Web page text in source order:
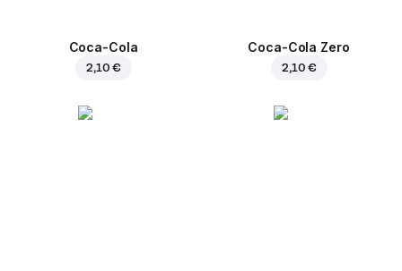
Coca-Cola
2,10 €
Coca-Cola Zero
2,10 €